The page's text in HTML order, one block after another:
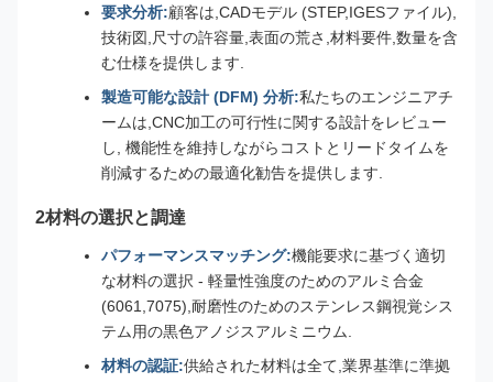
要求分析:顧客は,CADモデル (STEP,IGESファイル),
技術図,尺寸の許容量,表面の荒さ,材料要件,数量を含
む仕様を提供します.
製造可能な設計 (DFM) 分析:私たちのエンジニアチ
ームは,CNC加工の可行性に関する設計をレビュー
し, 機能性を維持しながらコストとリードタイムを
削減するための最適化勧告を提供します.
2材料の選択と調達
パフォーマンスマッチング:機能要求に基づく適切
な材料の選択 - 軽量性強度のためのアルミ合金
(6061,7075),耐磨性のためのステンレス鋼視覚シス
テム用の黒色アノジスアルミニウム.
材料の認証:供給された材料は全て,業界基準に準拠